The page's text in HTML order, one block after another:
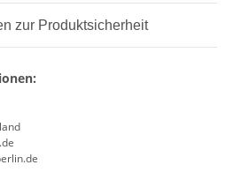
zur Produktsicherheit